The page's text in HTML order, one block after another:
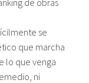
se
que marcha
lo que venga
ni